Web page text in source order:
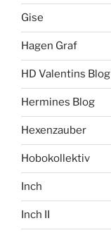
Gise
Hagen Graf
HD Valentins Blog
Hermines Blog
Hexenzauber
Hobokollektiv
Inch
Inch II